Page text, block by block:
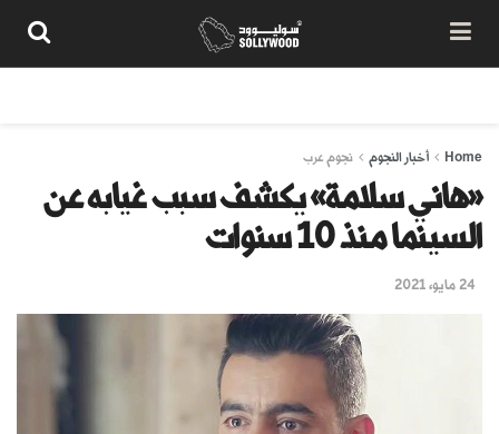
Home أخبار النجوم نجوم عرب
«هاني سلامة» يكشف سبب غيابه عن
السينما منذ 10 سنوات
24 مايو، 2021